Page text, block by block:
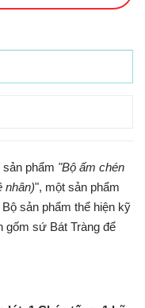
phẩm "Bộ ấm chén
nhân)", một sản phẩm
sản phẩm thể hiện kỹ
gốm sứ Bát Tràng để